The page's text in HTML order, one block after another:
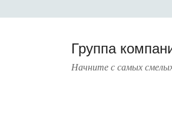
Группа
Начните с самых